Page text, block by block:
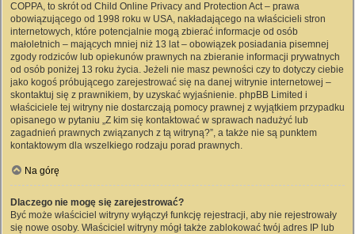
COPPA, to skrót od Child Online Privacy and Protection Act – prawa
obowiązującego od 1998 roku w USA, nakładającego na właścicieli stron
internetowych, które potencjalnie mogą zbierać informacje od osób
małoletnich – mających mniej niż 13 lat – obowiązek posiadania pisemnej
zgody rodziców lub opiekunów prawnych na zbieranie informacji prywatnych
od osób poniżej 13 roku życia. Jeżeli nie masz pewności czy to dotyczy ciebie
jako kogoś próbującego zarejestrować się na danej witrynie internetowej –
skontaktuj się z prawnikiem, by uzyskać wyjaśnienie. phpBB Limited i
właściciele tej witryny nie dostarczają pomocy prawnej z wyjątkiem przypadku
opisanego w pytaniu „Z kim się kontaktować w sprawach nadużyć lub
zagadnień prawnych związanych z tą witryną?”, a także nie są punktem
kontaktowym dla wszelkiego rodzaju porad prawnych.
Na górę
Dlaczego nie mogę się zarejestrować?
Być może właściciel witryny wyłączył funkcję rejestracji, aby nie rejestrowały
się nowe osoby. Właściciel witryny mógł także zablokować twój adres IP lub